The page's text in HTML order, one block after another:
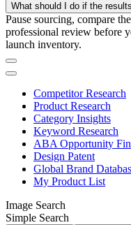
What should I do if the
Pause sourcing, compare
professional review before
launch inventory.
Competitor Research
Product Research
Category Insights
Keyword Research
ABA Opportunity
Design Patent
Global Brand
My Product List
Image Search
Simple Search